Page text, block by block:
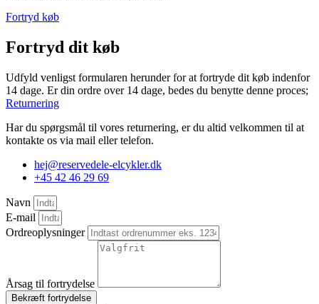
Fortryd køb
Fortryd dit køb
Udfyld venligst formularen herunder for at fortryde dit køb indenfor
14 dage. Er din ordre over 14 dage, bedes du benytte denne proces;
Returnering
Har du spørgsmål til vores returnering, er du altid velkommen til at
kontakte os via mail eller telefon.
hej@reservedele-elcykler.dk
+45 42 46 29 69
Navn
E-mail
Ordreoplysninger
Årsag til fortrydelse
Bekræft fortrydelse